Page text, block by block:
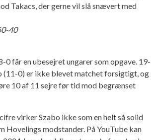
Takacs, der gerne vil slå snævert med
40
0 får en ubesejret ungarer som opgave. 19-
(11-0) er ikke blevet matchet forsigtigt, og
10 af 11 sejre før tid mod begrænset
virker Szabo ikke som en helt så solid
Hovelings modstander. På YouTube kan